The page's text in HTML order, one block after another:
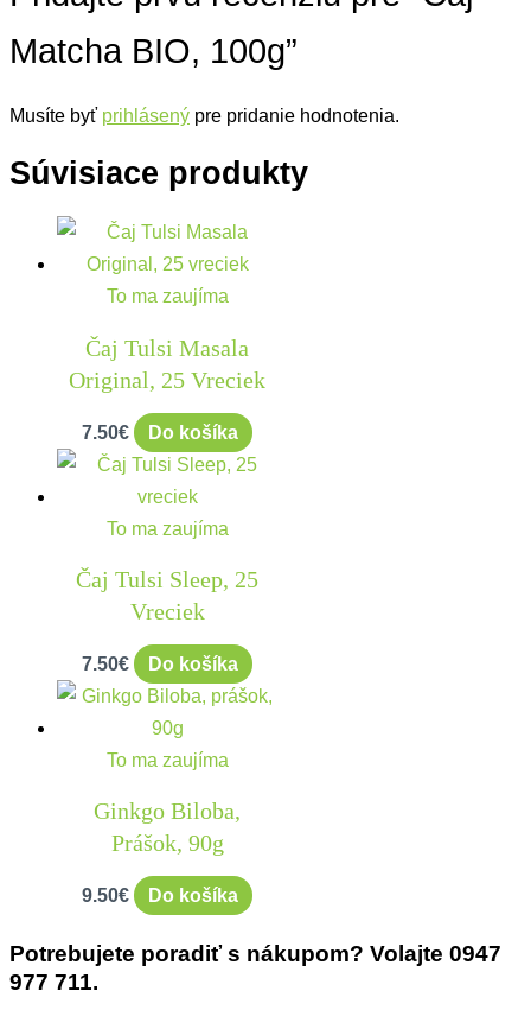
Matcha BIO, 100g”
Musíte byť prihlásený pre pridanie hodnotenia.
Súvisiace produkty
To ma zaujíma
Čaj Tulsi Masala
Original, 25 Vreciek
7.50€ Do košíka
To ma zaujíma
Čaj Tulsi Sleep, 25
Vreciek
7.50€ Do košíka
To ma zaujíma
Ginkgo Biloba,
Prášok, 90g
9.50€ Do košíka
Potrebujete poradiť s nákupom? Volajte 0947
977 711.